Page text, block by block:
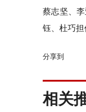
蔡志坚、
钰、 杜巧担
分享到
相关